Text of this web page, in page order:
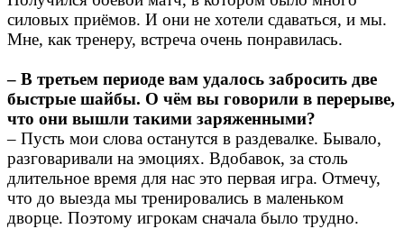
силовых приёмов. И они не хотели сдаваться, и мы.
Мне, как тренеру, встреча очень понравилась.
– В третьем периоде вам удалось забросить две
быстрые шайбы. О чём вы говорили в перерыве,
что они вышли такими заряженными?
– Пусть мои слова останутся в раздевалке. Бывало,
разговаривали на эмоциях. Вдобавок, за столь
длительное время для нас это первая игра. Отмечу,
что до выезда мы тренировались в маленьком
дворце. Поэтому игрокам сначала было трудно.